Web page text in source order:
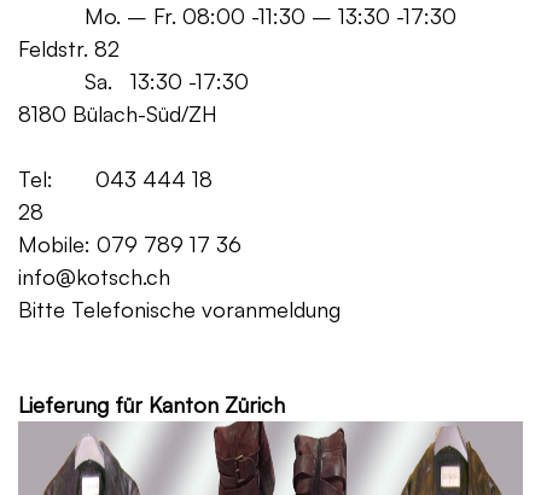
Mo. – Fr. 08:00 -11:30 – 13:30 -17:30
Feldstr. 82
Sa. 13:30 -17:30
8180 Bülach-Süd/ZH
Tel: 043 444 18
28
Mobile: 079 789 17 36
info@kotsch.ch
Bitte Telefonische voranmeldung
Lieferung für Kanton Zürich